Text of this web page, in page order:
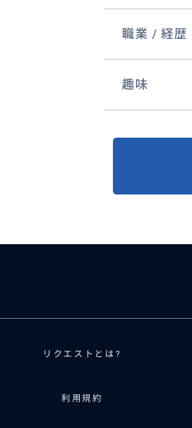
職業 / 経歴
趣味
リクエストとは?
利用規約